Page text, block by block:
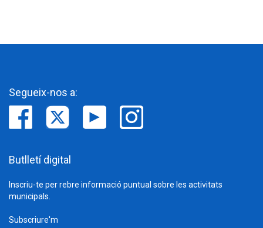
Segueix-nos a:
Butlletí digital
Inscriu-te per rebre informació puntual sobre les activitats
municipals.
Subscriure'm